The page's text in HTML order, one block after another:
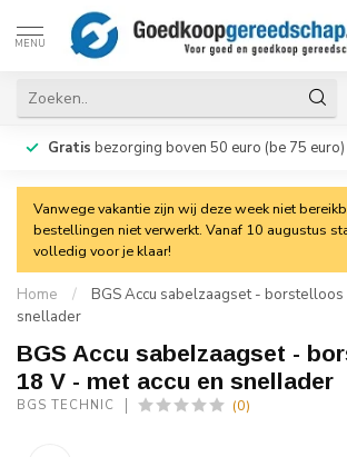
MENU
Gratis bezorging boven 50 euro (be 75 euro)
Vanwege vakantie zijn wij deze week niet
bestellingen niet verwerkt. Vanaf 10 augustus
volledig voor je klaar!
Home /
BGS Accu sabelzaagset - borstelloos
snellader
BGS Accu sabelzaagset -
18 V - met accu en snellader
BGS TECHNIC (0)